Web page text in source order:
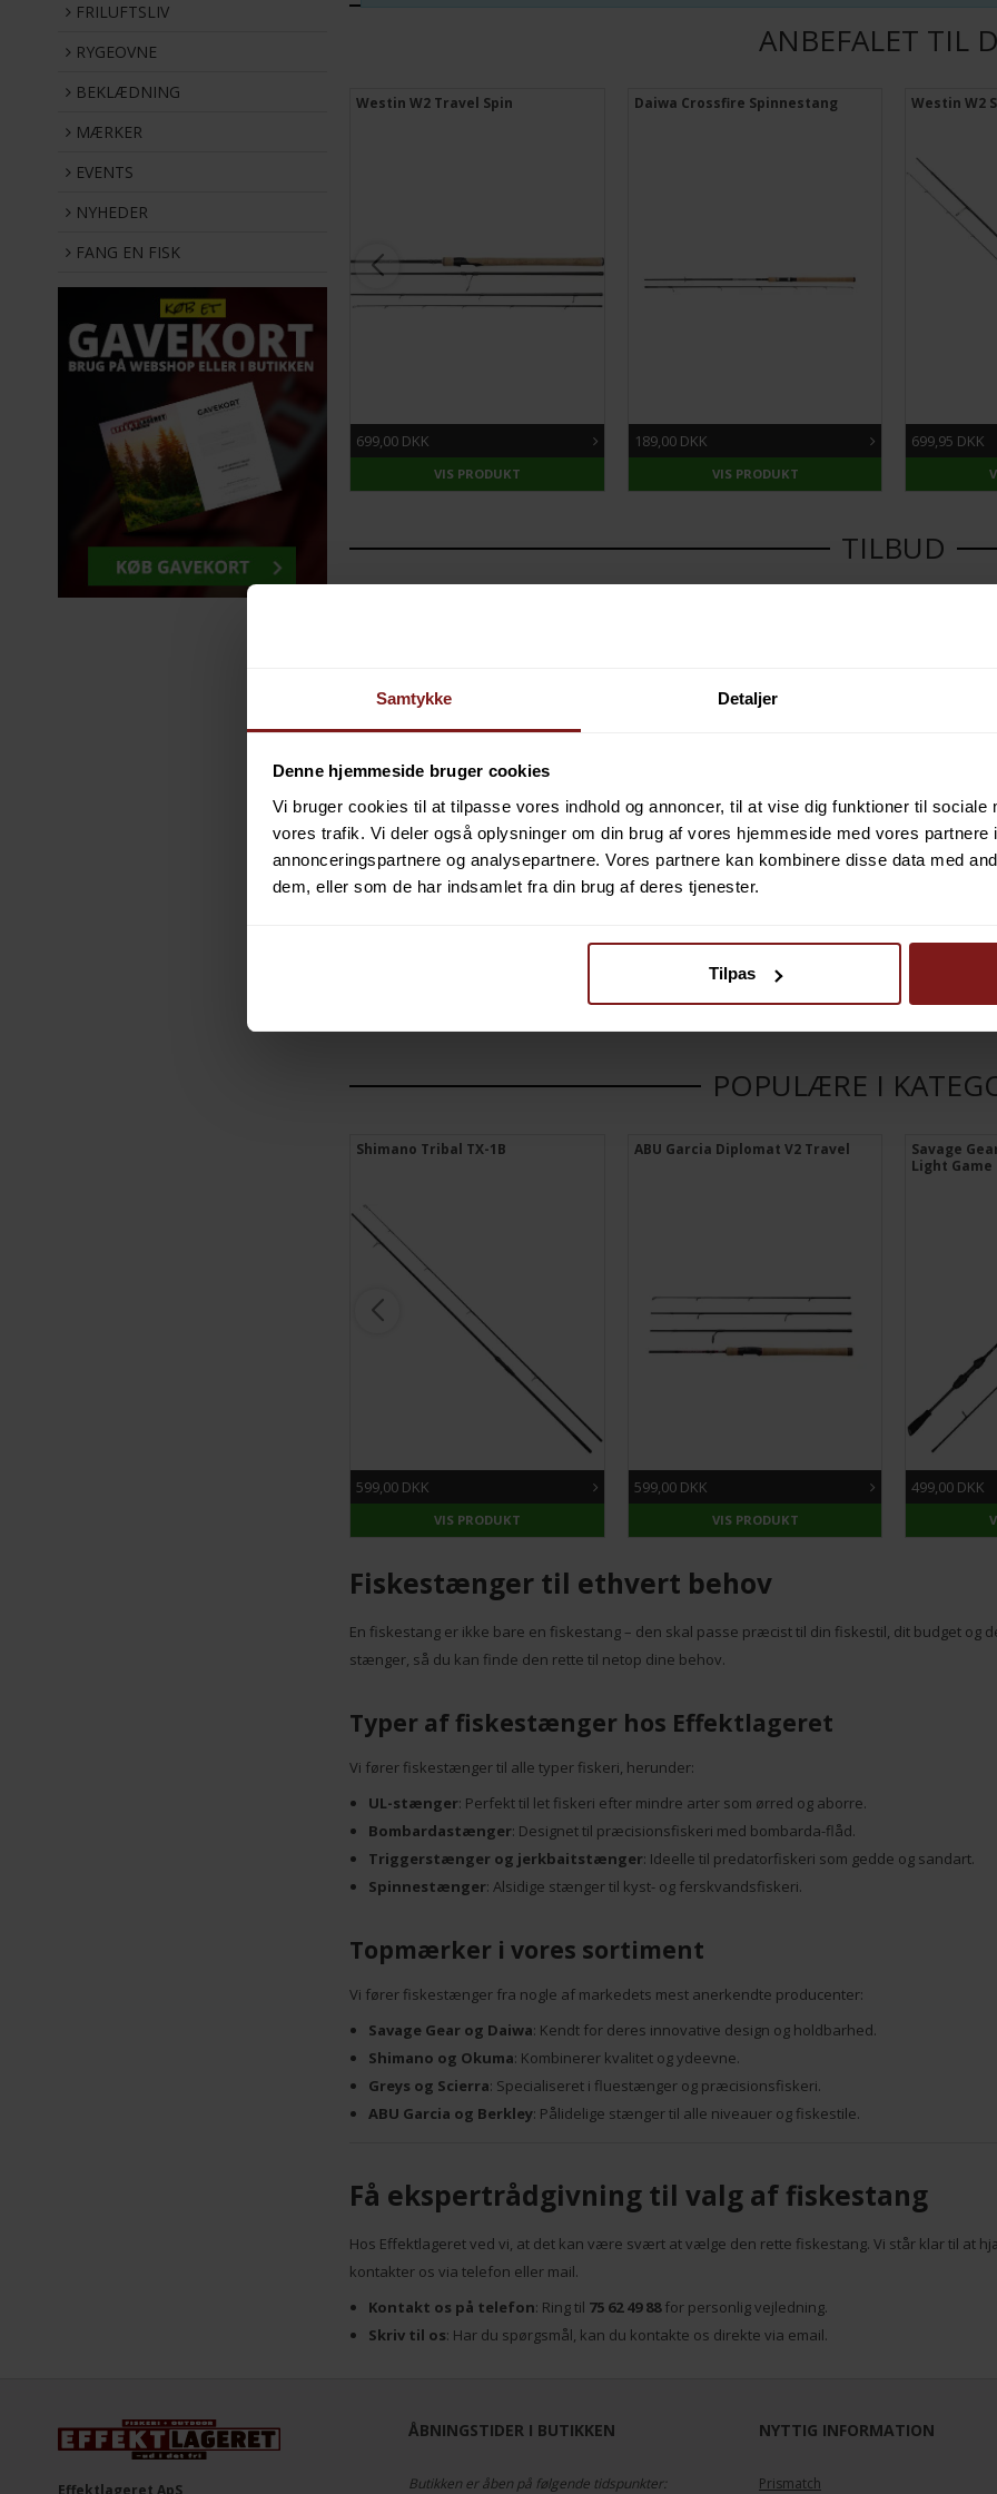
Samtykke Detaljer
Denne hjemmeside bruger cookies
Vi bruger cookies til at tilpasse vores indhold og annoncer, til at vise dig funktioner til sociale
vores trafik. Vi deler også oplysninger om din brug af vores hjemmeside med vores partnere
annonceringspartnere og analysepartnere. Vores partnere kan kombinere disse data med
dem, eller som de har indsamlet fra din brug af deres tjenester.
Tilpas
FRILUFTSLIV
RYGEOVNE
BEKLÆDNING
MÆRKER
EVENTS
NYHEDER
FANG EN FISK
ANBEFALET TIL
Savage Gear Alpha SG2 Jerkbait
549,00 DKK
VIS PRODUKT
Westin W2 Travel Spin
699,00 DKK
VIS PRODUKT
Daiwa Crossfire Spinnestang
189,00 DKK
VIS PRODUKT
Westin W2
699,95 DKK
TILBUD
449,00 DKK 799,00 DKK
VIS PRODUKT
Savage
999,00 DKK
POPULÆRE I
Shimano Tribal TX-1B
599,00 DKK
VIS PRODUKT
ABU Garcia Diplomat V2 Travel
599,00 DKK
VIS PRODUKT
Savage
Light Game
499,00 DKK
Fiskestænger til ethvert behov
En fiskestang er ikke bare en fiskestang – den skal passe præcist til din fiskestil, dit budget og
stænger, så du kan finde den rette til netop dine behov.
Typer af fiskestænger hos Effektlageret
Vi fører fiskestænger til alle typer fiskeri, herunder:
UL-stænger: Perfekt til let fiskeri efter mindre arter som ørred og aborre.
Bombardastænger: Designet til præcisionsfiskeri med bombarda-flåd.
Triggerstænger og jerkbaitstænger: Ideelle til predatorfiskeri som gedde og sandart.
Spinnestænger: Alsidige stænger til kyst- og ferskvandsfiskeri.
Topmærker i vores sortiment
Vi fører fiskestænger fra nogle af markedets mest anerkendte producenter:
Savage Gear og Daiwa: Kendt for deres innovative design og holdbarhed.
Shimano og Okuma: Kombinerer kvalitet og ydeevne.
Greys og Scierra: Specialiseret i fluestænger og præcisionsfiskeri.
ABU Garcia og Berkley: Pålidelige stænger til alle niveauer og fiskestile.
Få ekspertrådgivning til valg af fiskestang
Hos Effektlageret ved vi, at det kan være svært at vælge den rette fiskestang. Vi står klar til at
kontakter os via telefon eller mail.
Kontakt os på telefon: Ring til 75 62 49 88for personlig vejledning.
Skriv til os: Har du spørgsmål, kan du kontakte os direkte via email.
Effektlageret ApS
ÅBNINGSTIDER I BUTIKKEN
Butikken er åben på følgende tidspunkter:
NYTTIG INFORMATION
Prismatch